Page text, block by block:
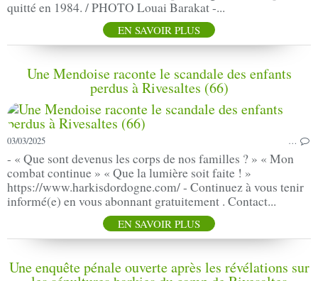
quitté en 1984. / PHOTO Louai Barakat -...
EN SAVOIR PLUS
Une Mendoise raconte le scandale des enfants
perdus à Rivesaltes (66)
03/03/2025 …
- « Que sont devenus les corps de nos familles ? » « Mon
combat continue » « Que la lumière soit faite ! »
https://www.harkisdordogne.com/ - Continuez à vous tenir
informé(e) en vous abonnant gratuitement . Contact...
EN SAVOIR PLUS
Une enquête pénale ouverte après les révélations sur